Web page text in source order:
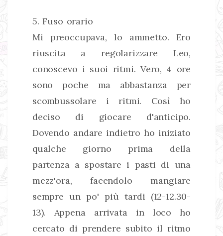
5. Fuso orario
Mi preoccupava, lo ammetto. Ero
riuscita a regolarizzare Leo,
conoscevo i suoi ritmi. Vero, 4 ore
sono poche ma abbastanza per
scombussolare i ritmi. Così ho
deciso di giocare d'anticipo.
Dovendo andare indietro ho iniziato
qualche giorno prima della
partenza a spostare i pasti di una
mezz'ora, facendolo mangiare
sempre un po' più tardi (12-12.30-
13). Appena arrivata in loco ho
cercato di prendere subito il ritmo